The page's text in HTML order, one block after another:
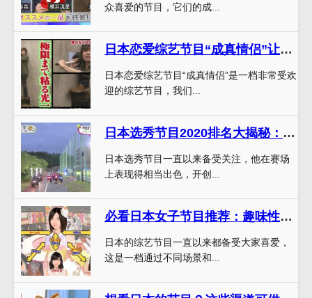
众喜爱的节目，它们的成...
日本恋爱综艺节目“成真情侣”让我们重温初恋感觉
日本恋爱综艺节目“成真情侣”是一档非常受欢
迎的综艺节目，我们...
日本选秀节目2020排名大揭秘：你想知道的全在这里
日本选秀节目一直以来备受关注，他在赛场
上表现得相当出色，开创...
必看日本女子节目推荐：趣味性能满分，不容错过
日本的综艺节目一直以来都备受大家喜爱，
这是一档通过不同场景和...